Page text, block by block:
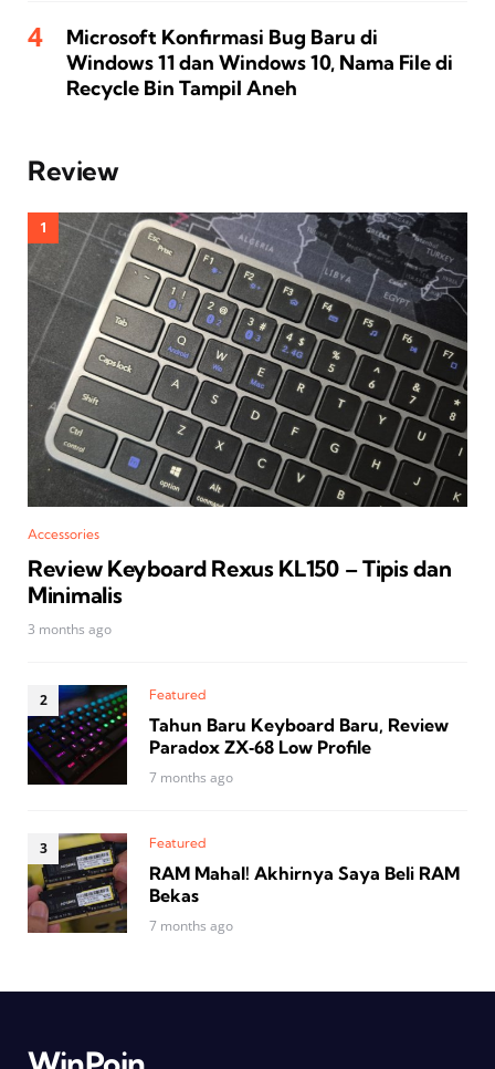
Microsoft Konfirmasi Bug Baru di
Windows 11 dan Windows 10, Nama File di
Recycle Bin Tampil Aneh
Review
Accessories
Review Keyboard Rexus KL150 – Tipis dan
Minimalis
3 months ago
Featured
Tahun Baru Keyboard Baru, Review
Paradox ZX‑68 Low Profile
7 months ago
Featured
RAM Mahal! Akhirnya Saya Beli RAM
Bekas
7 months ago